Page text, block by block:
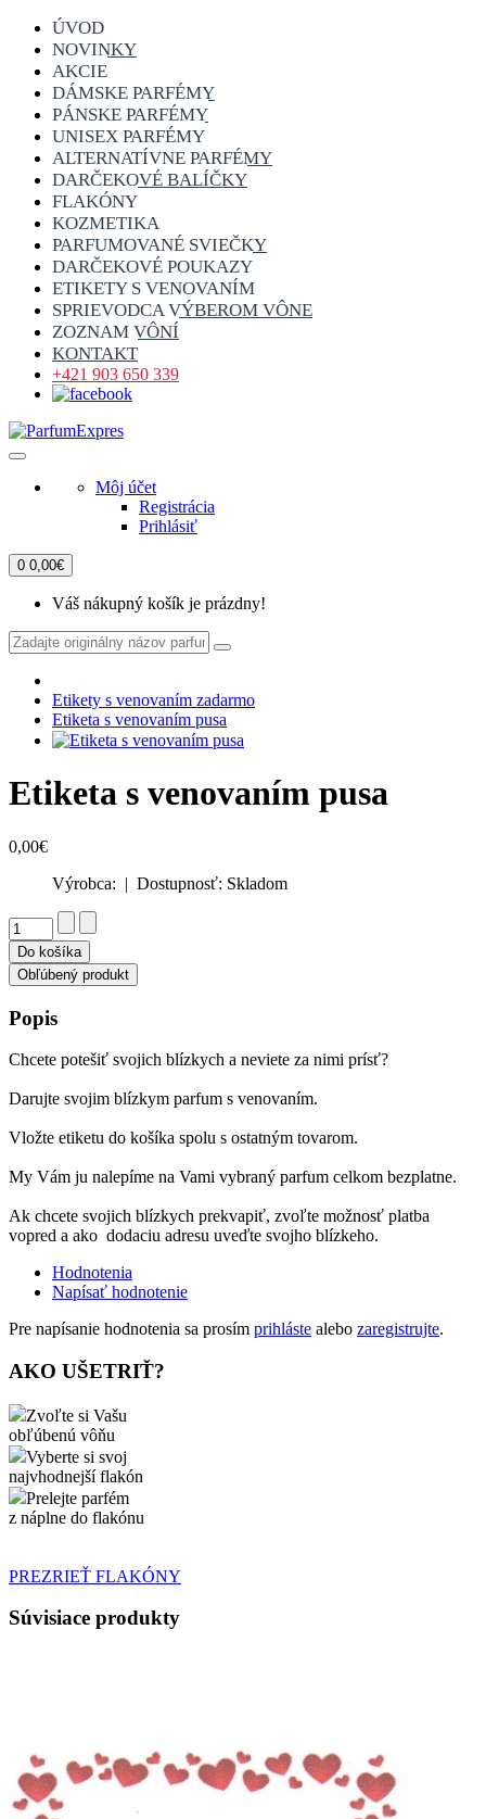
ÚVOD
NOVINKY
AKCIE
DÁMSKE PARFÉMY
PÁNSKE PARFÉMY
UNISEX PARFÉMY
ALTERNATÍVNE PARFÉMY
DARČEKOVÉ BALÍČKY
FLAKÓNY
KOZMETIKA
PARFUMOVANÉ SVIEČKY
DARČEKOVÉ POUKAZY
ETIKETY S VENOVANÍM
SPRIEVODCA VÝBEROM VÔNE
ZOZNAM VÔNÍ
KONTAKT
+421 903 650 339
Môj účet
Registrácia
Prihlásiť
0 0,00€
Váš nákupný košík je prázdny!
Etikety s venovaním zadarmo
Etiketa s venovaním pusa
Etiketa s venovaním pusa
0,00€
Výrobca: | Dostupnosť: Skladom
Do košíka
Obľúbený produkt
Popis
Chcete potešiť svojich blízkych a neviete za nimi prísť?
Darujte svojim blízkym parfum s venovaním.
Vložte etiketu do košíka spolu s ostatným tovarom.
My Vám ju nalepíme na Vami vybraný parfum celkom bezplatne.
Ak chcete svojich blízkych prekvapiť, zvoľte možnosť platba
vopred a ako dodaciu adresu uveďte svojho blízkeho.
Hodnotenia
Napísať hodnotenie
Pre napísanie hodnotenia sa prosím prihláste alebo zaregistrujte.
AKO UŠETRIŤ?
Zvoľte si Vašu
obľúbenú vôňu
Vyberte si svoj
najvhodnejší flakón
Prelejte parfém
z náplne do flakónu
PREZRIEŤ FLAKÓNY
Súvisiace produkty